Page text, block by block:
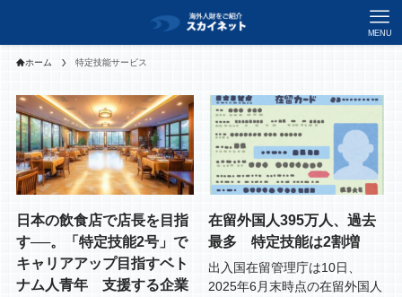
MENU
ホーム 特定技能サービス
日本の飲食店で店長を目指
す──。「特定技能2号」で
キャリアアップ目指すベト
ナム人青年 支援する企業
在留外国人395万人、過去
最多 特定技能は2割増
出入国在留管理庁は10日、
2025年6月末時点の在留外国人